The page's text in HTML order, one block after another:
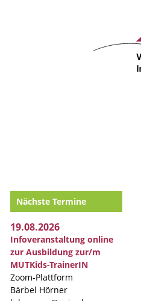
Nächste Termine
19.08.2026
Infoveranstaltung online
zur Ausbildung zur/m
MUTKids-TrainerIN
Zoom-Plattform
Bärbel Hörner